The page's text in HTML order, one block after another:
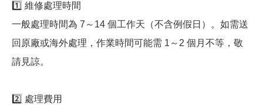
1️⃣ 維修處理時間
一般處理時間為 7～14 個工作天（不含例假日）。如需送
回原廠或海外處理，作業時間可能需 1～2 個月不等，敬
請見諒。
2️⃣ 處理費用